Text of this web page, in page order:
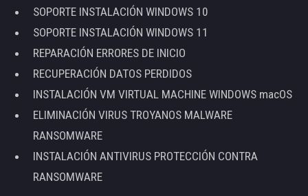
SOPORTE INSTALACIÓN WINDOWS 10
SOPORTE INSTALACIÓN WINDOWS 11
REPARACIÓN ERRORES DE INICIO
RECUPERACIÓN DATOS PERDIDOS
INSTALACIÓN VM VIRTUAL MACHINE WINDOWS macOS
ELIMINACIÓN VIRUS TROYANOS MALWARE
RANSOMWARE
INSTALACIÓN ANTIVIRUS PROTECCIÓN CONTRA
RANSOMWARE